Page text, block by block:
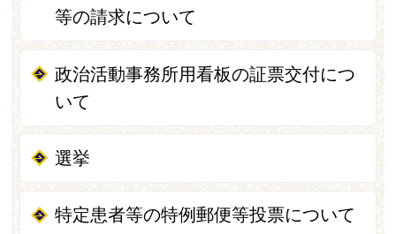
等の請求について
政治活動事務所用看板の証票交付につ
いて
選挙
特定患者等の特例郵便等投票について